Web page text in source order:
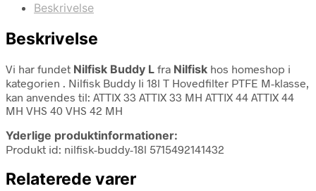
Beskrivelse
Beskrivelse
Vi har fundet Nilfisk Buddy L fra Nilfisk hos homeshop i
kategorien . Nilfisk Buddy Ii 18l T Hovedfilter PTFE M-klasse,
kan anvendes til: ATTIX 33 ATTIX 33 MH ATTIX 44 ATTIX 44
MH VHS 40 VHS 42 MH
Yderlige produktinformationer:
Produkt id: nilfisk-buddy-18l 5715492141432
Relaterede varer